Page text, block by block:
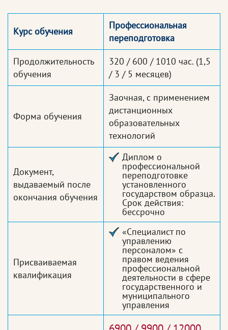
Курс обучения
Профессиональная
переподготовка
Продолжительность
обучения
320 / 600 / 1010 час. (1,5
/ 3 / 5 месяцев)
Форма обучения
Заочная, с применением
дистанционных
образовательных
технологий
Документ,
выдаваемый после
окончания обучения
Диплом о
профессиональной
переподготовке
установленного
государством образца.
Срок действия:
бессрочно
Присваиваемая
квалификация
«Специалист по
управлению
персоналом» с
правом ведения
профессиональной
деятельности в сфере
государственного и
муниципального
управления